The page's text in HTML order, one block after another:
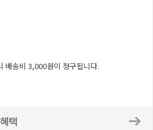
배송비 3,000원이 청구됩니다.